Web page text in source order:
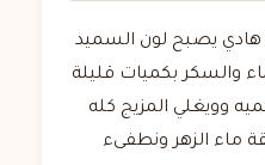
هادي يصبح لون السميد
والسكر بكميات قليلة
وويغلي المزيج كله
الزهر ونطفىء